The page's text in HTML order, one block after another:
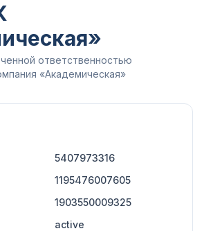
ответственностью
«Академическая»
5407973316
1195476007605
1903550009325
active